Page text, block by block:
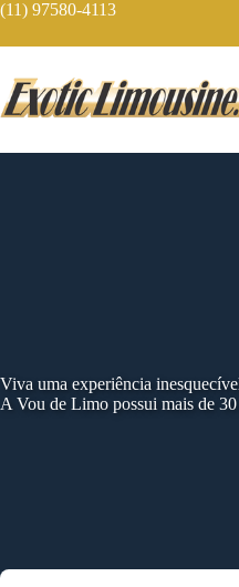
Skip
content
(11) 97580-4113
Viva uma experiência
A Vou de Limo possui mais de